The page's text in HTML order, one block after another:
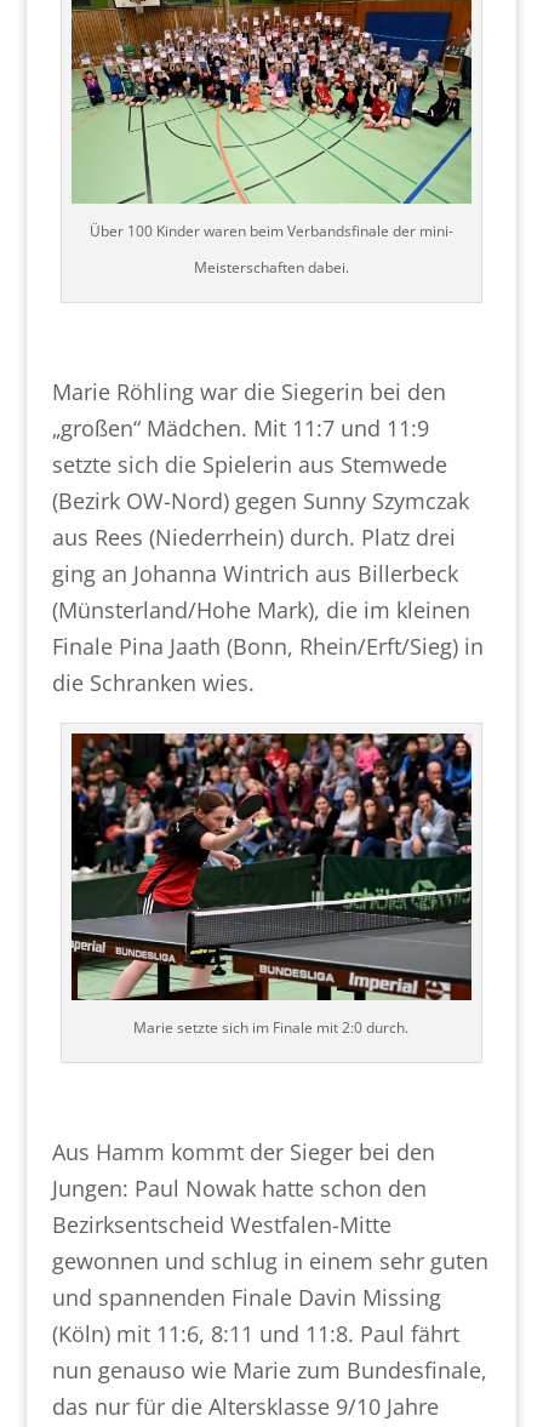
Über 100 Kinder waren beim Verbandsfinale der mini-
Meisterschaften dabei.
Marie Röhling war die Siegerin bei den
„großen“ Mädchen. Mit 11:7 und 11:9
setzte sich die Spielerin aus Stemwede
(Bezirk OW-Nord) gegen Sunny Szymczak
aus Rees (Niederrhein) durch. Platz drei
ging an Johanna Wintrich aus Billerbeck
(Münsterland/Hohe Mark), die im kleinen
Finale Pina Jaath (Bonn, Rhein/Erft/Sieg) in
die Schranken wies.
Marie setzte sich im Finale mit 2:0 durch.
Aus Hamm kommt der Sieger bei den
Jungen: Paul Nowak hatte schon den
Bezirksentscheid Westfalen-Mitte
gewonnen und schlug in einem sehr guten
und spannenden Finale Davin Missing
(Köln) mit 11:6, 8:11 und 11:8. Paul fährt
nun genauso wie Marie zum Bundesfinale,
das nur für die Altersklasse 9/10 Jahre